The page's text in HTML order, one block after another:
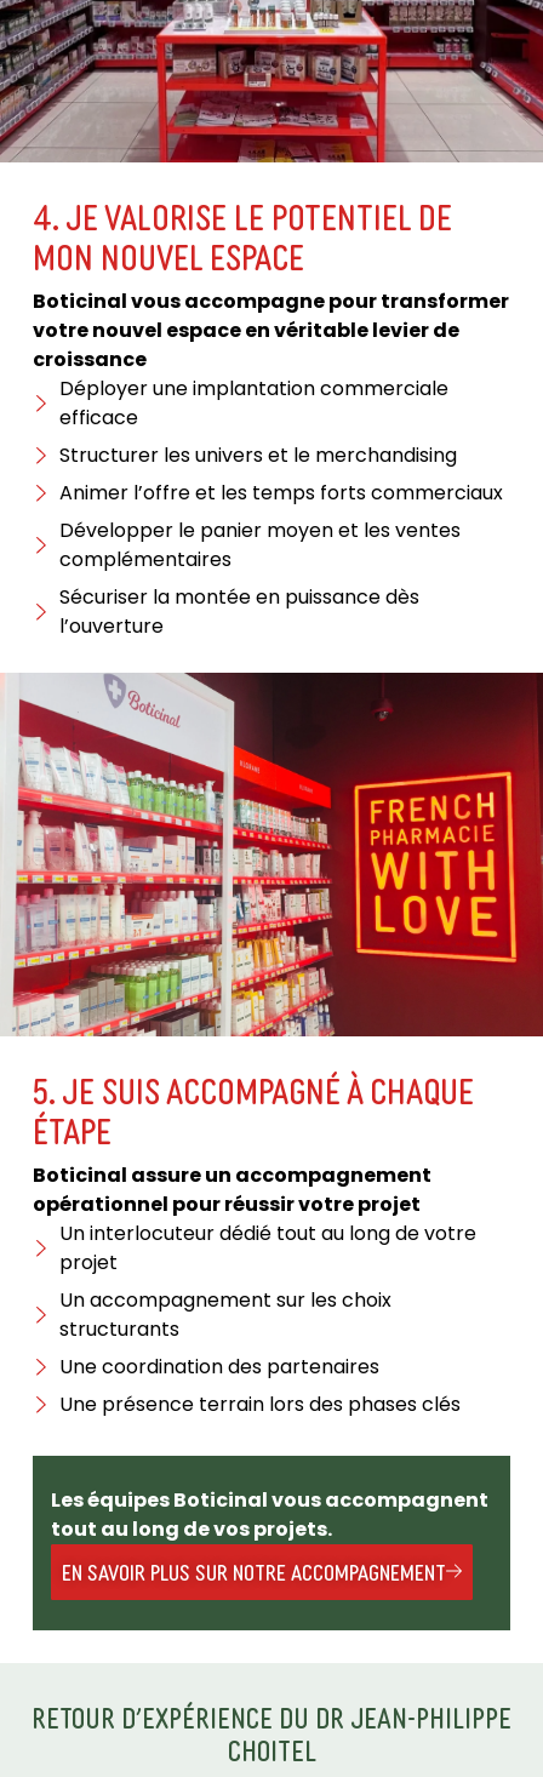
4. JE VALORISE LE POTENTIEL DE
MON NOUVEL ESPACE​
Boticinal vous accompagne pour transformer
votre nouvel espace en véritable levier de
croissance
Déployer une implantation commerciale
efficace
Structurer les univers et le merchandising
Animer l’offre et les temps forts commerciaux
Développer le panier moyen et les ventes
complémentaires
Sécuriser la montée en puissance dès
l’ouverture
5. JE SUIS ACCOMPAGNÉ À CHAQUE
ÉTAPE
Boticinal assure un accompagnement
opérationnel pour réussir votre projet
Un interlocuteur dédié tout au long de votre
projet
Un accompagnement sur les choix
structurants
Une coordination des partenaires
Une présence terrain lors des phases clés
Les équipes Boticinal vous accompagnent
tout au long de vos projets.
EN SAVOIR PLUS SUR NOTRE ACCOMPAGNEMENT
RETOUR D’EXPÉRIENCE DU DR JEAN-PHILIPPE
CHOITEL